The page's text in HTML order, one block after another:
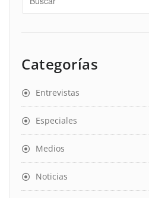
Categorías
Entrevistas
Especiales
Medios
Noticias